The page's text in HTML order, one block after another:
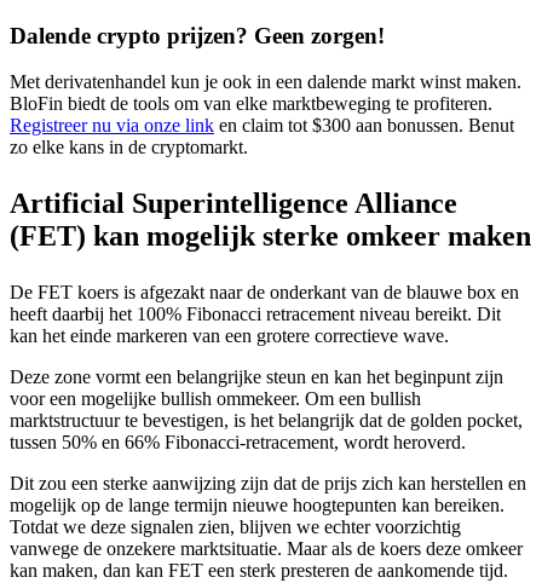
Dalende crypto prijzen? Geen zorgen!
Met derivatenhandel kun je ook in een dalende markt winst maken.
BloFin biedt de tools om van elke marktbeweging te profiteren.
Registreer nu via onze link en claim tot $300 aan bonussen. Benut
zo elke kans in de cryptomarkt.
Artificial Superintelligence Alliance
(FET) kan mogelijk sterke omkeer maken
De FET koers is afgezakt naar de onderkant van de blauwe box en
heeft daarbij het 100% Fibonacci retracement niveau bereikt. Dit
kan het einde markeren van een grotere correctieve wave.
Deze zone vormt een belangrijke steun en kan het beginpunt zijn
voor een mogelijke bullish ommekeer. Om een bullish
marktstructuur te bevestigen, is het belangrijk dat de golden pocket,
tussen 50% en 66% Fibonacci-retracement, wordt heroverd.
Dit zou een sterke aanwijzing zijn dat de prijs zich kan herstellen en
mogelijk op de lange termijn nieuwe hoogtepunten kan bereiken.
Totdat we deze signalen zien, blijven we echter voorzichtig
vanwege de onzekere marktsituatie. Maar als de koers deze omkeer
kan maken, dan kan FET een sterk presteren de aankomende tijd.